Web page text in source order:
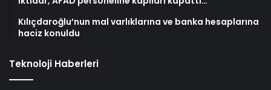
Kılıçdaroğlu’nun mal varlıklarına ve banka hesaplarına
haciz konuldu
Teknoloji Haberleri